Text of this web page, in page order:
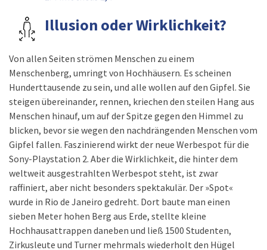
Illusion oder Wirklichkeit?
Von allen Seiten strömen Menschen zu einem
Menschenberg, umringt von Hochhäusern. Es scheinen
Hunderttausende zu sein, und alle wollen auf den Gipfel. Sie
steigen übereinander, rennen, kriechen den steilen Hang aus
Menschen hinauf, um auf der Spitze gegen den Himmel zu
blicken, bevor sie wegen den nachdrängenden Menschen vom
Gipfel fallen. Faszinierend wirkt der neue Werbespot für die
Sony-Playstation 2. Aber die Wirklichkeit, die hinter dem
weltweit ausgestrahlten Werbespot steht, ist zwar
raffiniert, aber nicht besonders spektakulär. Der »Spot«
wurde in Rio de Janeiro gedreht. Dort baute man einen
sieben Meter hohen Berg aus Erde, stellte kleine
Hochhausattrappen daneben und ließ 1500 Studenten,
Zirkusleute und Turner mehrmals wiederholt den Hügel